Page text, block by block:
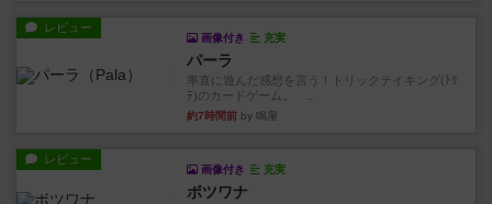
レビュー
画像付き 充実
パーラ
率直に遊んだ感想を言う！トリックテイキング(ﾄﾘ
ﾃ)のカードゲーム。 ...
約7時間前 by 鳴屋
レビュー
画像付き 充実
ボツワナ